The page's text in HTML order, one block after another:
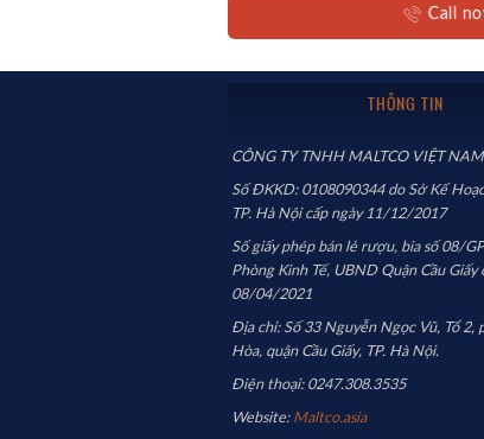
Call
THÔNG TIN
CÔNG TY TNHH MALTCO VIỆT NAM
Số ĐKKD: 0108090344 do Sở Kế
TP. Hà Nội cấp ngày 11/12/2017
Số giấy phép bán lẻ rượu, bia số 08/
Phòng Kinh Tế, UBND Quận Cầu Giấy
08/04/2021
Địa chỉ: Số 33 Nguyễn Ngọc Vũ, Tổ 2,
Hòa, quận Cầu Giấy, TP. Hà Nội.
Điện thoại: 0247.308.3535
Website: Maltco.asia